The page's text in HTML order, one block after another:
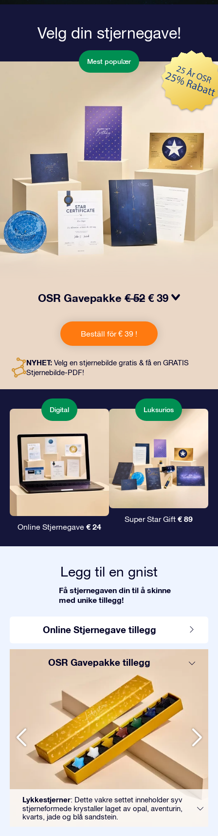
Velg din stjernegave!
Mest populær
OSR Gavepakke € 52 € 39
gaven inkluderer en vakker konvolutt og personlige
dokumenter som kan sendes til en adresse etter eget
valg, samt digitale dokumenter og gratis bruk av våre
til venner og kjære på.
Beställ för € 39 !
NYHET: Velg en stjernebilde gratis & få en GRATIS
Stjernebilde-PDF!
Digital
Online Stjernegave € 24
Luksuriøs
Super Star Gift € 89
Legg til en gnist
Få stjernegaven din til å skinne
med unike tillegg!
Online Stjernegave tillegg
OSR Gavepakke tillegg
Lykkestjerner: Dette vakre settet inneholder syv
stjerneformede krystaller laget av opal, aventurin,
kvarts, jade og blå sandstein.